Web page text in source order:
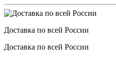
Доставка по всей России
Доставка по всей России